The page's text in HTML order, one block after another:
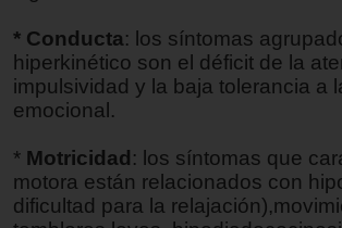
* Conducta: los síntomas
hiperkinético son el déficit de la
impulsividad y la baja tolerancia a
emocional.
* Motricidad : los síntomas que
motora están relacionados con
dificultad para la